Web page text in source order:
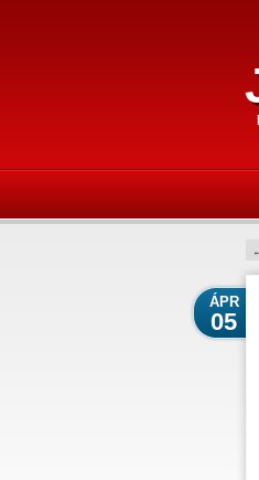
ÁPR
05